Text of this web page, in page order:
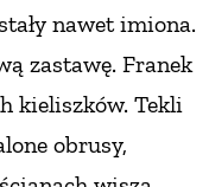
nawet imiona.
zastawę. Franek
kieliszków. Tekli
obrusy,